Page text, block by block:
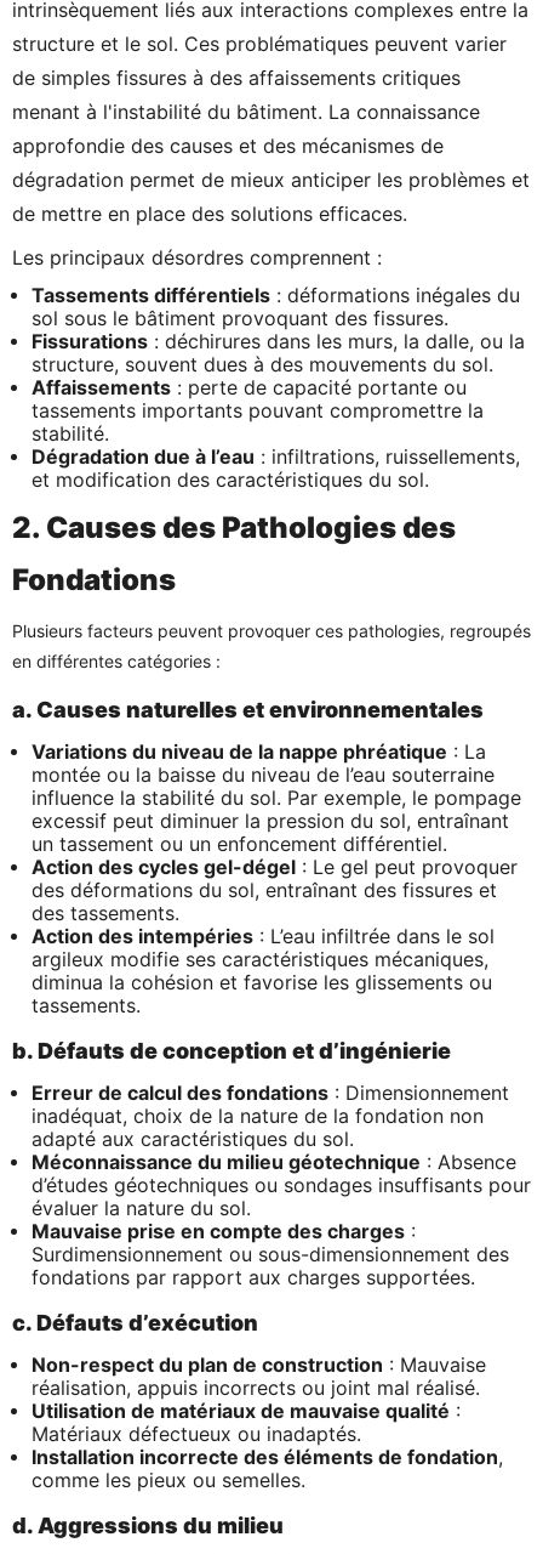
intrinsèquement liés aux interactions complexes entre la
structure et le sol. Ces problématiques peuvent varier
de simples fissures à des affaissements critiques
menant à l'instabilité du bâtiment. La connaissance
approfondie des causes et des mécanismes de
dégradation permet de mieux anticiper les problèmes et
de mettre en place des solutions efficaces.
Les principaux désordres comprennent :
Tassements différentiels : déformations inégales du
sol sous le bâtiment provoquant des fissures.
Fissurations : déchirures dans les murs, la dalle, ou la
structure, souvent dues à des mouvements du sol.
Affaissements : perte de capacité portante ou
tassements importants pouvant compromettre la
stabilité.
Dégradation due à l’eau : infiltrations, ruissellements,
et modification des caractéristiques du sol.
2. Causes des Pathologies des
Fondations
Plusieurs facteurs peuvent provoquer ces pathologies, regroupés
en différentes catégories :
a. Causes naturelles et environnementales
Variations du niveau de la nappe phréatique : La
montée ou la baisse du niveau de l’eau souterraine
influence la stabilité du sol. Par exemple, le pompage
excessif peut diminuer la pression du sol, entraînant
un tassement ou un enfoncement différentiel.
Action des cycles gel-dégel : Le gel peut provoquer
des déformations du sol, entraînant des fissures et
des tassements.
Action des intempéries : L’eau infiltrée dans le sol
argileux modifie ses caractéristiques mécaniques,
diminua la cohésion et favorise les glissements ou
tassements.
b. Défauts de conception et d’ingénierie
Erreur de calcul des fondations : Dimensionnement
inadéquat, choix de la nature de la fondation non
adapté aux caractéristiques du sol.
Méconnaissance du milieu géotechnique : Absence
d’études géotechniques ou sondages insuffisants pour
évaluer la nature du sol.
Mauvaise prise en compte des charges :
Surdimensionnement ou sous-dimensionnement des
fondations par rapport aux charges supportées.
c. Défauts d’exécution
Non-respect du plan de construction : Mauvaise
réalisation, appuis incorrects ou joint mal réalisé.
Utilisation de matériaux de mauvaise qualité :
Matériaux défectueux ou inadaptés.
Installation incorrecte des éléments de fondation,
comme les pieux ou semelles.
d. Aggressions du milieu